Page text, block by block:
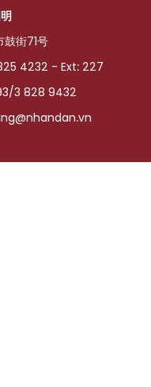
鼓街71号
4232 - Ext: 227
3 828 9432